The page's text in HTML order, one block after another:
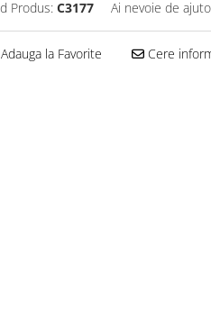
Produs: C3177 Ai nevoie de
Adauga la Favorite Cere